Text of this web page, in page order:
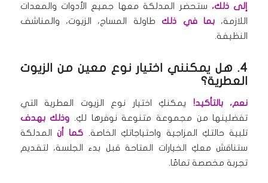
إلى ذلك،ستحضر المدلكة معها جميع الأدوات والمعدات
اللازمة، بما في ذلكطاولة المساج، الزيوت، والمناشف
النظيفة.
4. هل يمكنني اختيار نوع معين من الزيوت
العطرية؟
نعم، بالتأكيد! يمكنكِ اختيار نوع الزيوت العطرية التي
تفضلينها من مجموعة متنوعة نوفرها لكِ. وذلك بهدف
تلبية حالتكِ المزاجية واحتياجاتكِ الخاصة. كما أنالمدلكة
ستناقش معكِ الخيارات المتاحة قبل بدء الجلسة، لتقديم
تجربة مخصصة تمامًا.